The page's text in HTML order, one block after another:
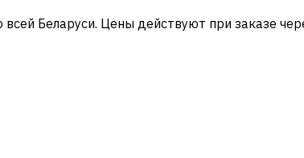
всей Беларуси. Цены действуют при заказе